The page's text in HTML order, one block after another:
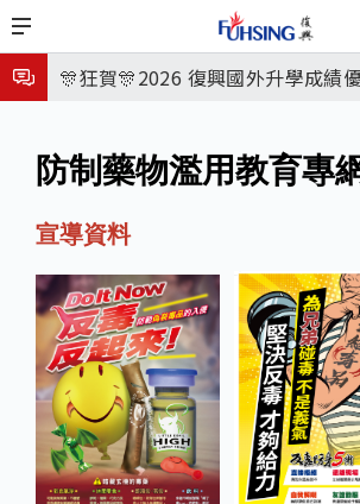
移
至
主
內
🎉🎉🎉狂賀! 12望蘇同學榮錄MIT
連續兩年錄取世界第一學府！
🎊狂賀🎊2026 復興國外升學成績
取標準、62%達台大錄取標準。各
🎊
7月27日 中學暑輔開始
8月3日 分科成績公布
🎉🎉🎉狂賀! 12望蘇同學榮錄MIT
連續兩年錄取世界第一學府！
防制藥物濫用教育專
宣導資料